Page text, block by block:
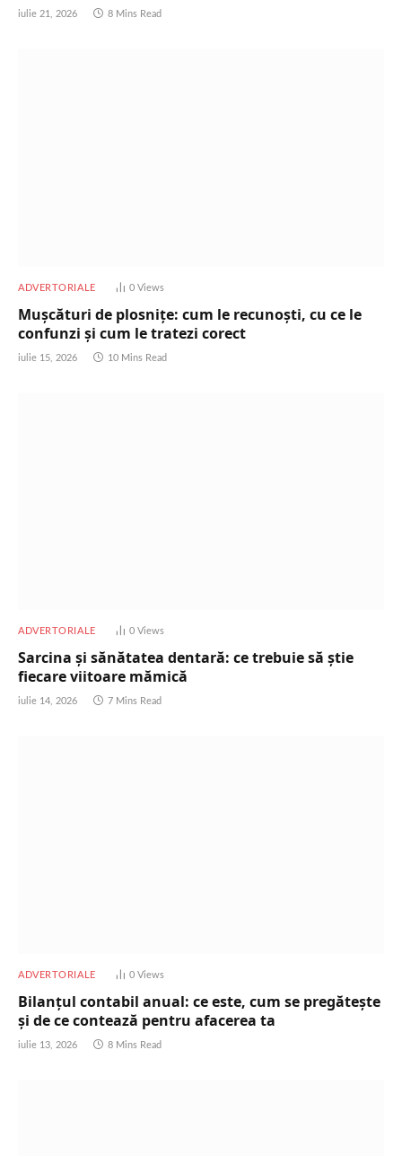
iulie 21, 2026 8 Mins Read
ADVERTORIALE 0 Views
Mușcături de plosnițe: cum le recunoști, cu ce le
confunzi și cum le tratezi corect
iulie 15, 2026 10 Mins Read
ADVERTORIALE 0 Views
Sarcina și sănătatea dentară: ce trebuie să știe
fiecare viitoare mămică
iulie 14, 2026 7 Mins Read
ADVERTORIALE 0 Views
Bilanțul contabil anual: ce este, cum se pregătește
și de ce contează pentru afacerea ta
iulie 13, 2026 8 Mins Read